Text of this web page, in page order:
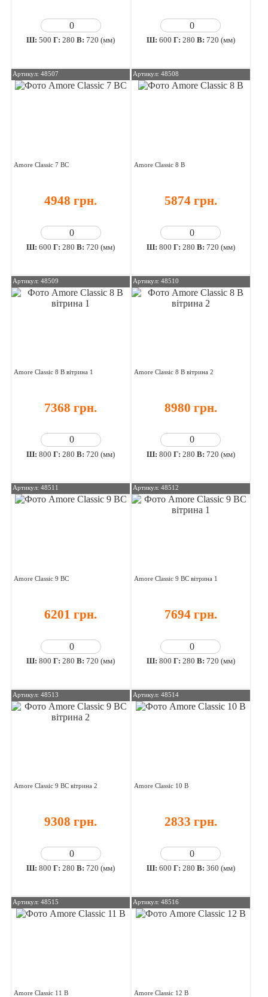
Ш:500 Г:280 В:720 (мм) Ш: 600 Г: 280 В: 720 (мм)
Артикул: 48507
Amore Classic 7 ВС
4948 грн.
Ш:600 Г:280 В:720 (мм)
Артикул: 48508
Amore Classic 8 В
5874 грн.
Ш: 800 Г: 280 В: 720 (мм)
Артикул: 48509
Amore Classic 8 В вітрина 1
7368 грн.
Ш:800 Г:280 В:720 (мм)
Артикул: 48510
Amore Classic 8 В вітрина 2
8980 грн.
Ш: 800 Г: 280 В: 720 (мм)
Артикул: 48511
Amore Classic 9 ВС
6201 грн.
Ш:800 Г:280 В:720 (мм)
Артикул: 48512
Amore Classic 9 ВС вітрина 1
7694 грн.
Ш: 800 Г: 280 В: 720 (мм)
Артикул: 48513
Amore Classic 9 ВС вітрина 2
9308 грн.
Ш:800 Г:280 В:720 (мм)
Артикул: 48514
Amore Classic 10 В
2833 грн.
Ш: 600 Г: 280 В: 360 (мм)
Артикул: 48515
Amore Classic 11 В
Артикул: 48516
Amore Classic 12 В